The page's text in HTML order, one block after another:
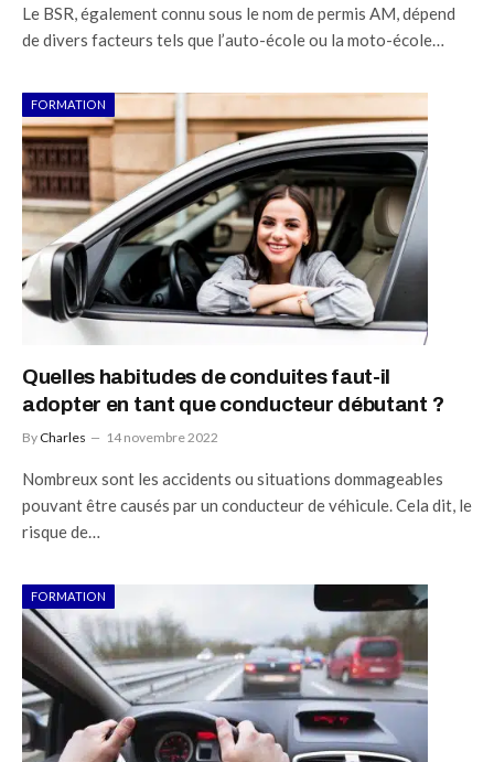
Le BSR, également connu sous le nom de permis AM, dépend
de divers facteurs tels que l’auto-école ou la moto-école…
FORMATION
Quelles habitudes de conduites faut-il
adopter en tant que conducteur débutant ?
By Charles 14 novembre 2022
Nombreux sont les accidents ou situations dommageables
pouvant être causés par un conducteur de véhicule. Cela dit, le
risque de…
FORMATION